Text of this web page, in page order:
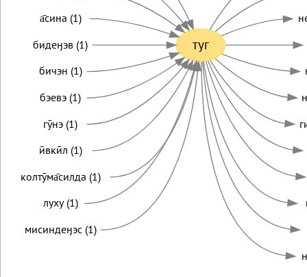
туг
а̄сина (1)
бидеӈэв (1)
бичэн (1)
бэевэ (1)
гӯнэ (1)
ӣвкӣл (1)
колтӯма̄силда (1)
луху (1)
мисиндеӈэс (1)